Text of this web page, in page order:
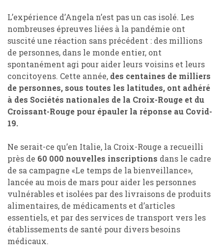
L’expérience d’Angela n’est pas un cas isolé. Les
nombreuses épreuves liées à la pandémie ont
suscité une réaction sans précédent : des millions
de personnes, dans le monde entier, ont
spontanément agi pour aider leurs voisins et leurs
concitoyens. Cette année, des centaines de milliers
de personnes, sous toutes les latitudes, ont adhéré
à des Sociétés nationales de la Croix-Rouge et du
Croissant-Rouge pour épauler la réponse au Covid-
19.
Ne serait-ce qu’en Italie, la Croix-Rouge a recueilli
près de 60 000 nouvelles inscriptions dans le cadre
de sa campagne «Le temps de la bienveillance»,
lancée au mois de mars pour aider les personnes
vulnérables et isolées par des livraisons de produits
alimentaires, de médicaments et d’articles
essentiels, et par des services de transport vers les
établissements de santé pour divers besoins
médicaux.